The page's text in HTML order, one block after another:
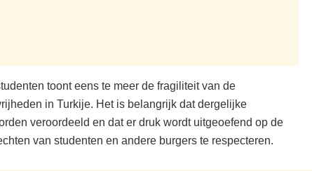
toont eens te meer de fragiliteit van de
in Turkije. Het is belangrijk dat dergelijke
veroordeeld en dat er druk wordt uitgeoefend op de
van studenten en andere burgers te respecteren.